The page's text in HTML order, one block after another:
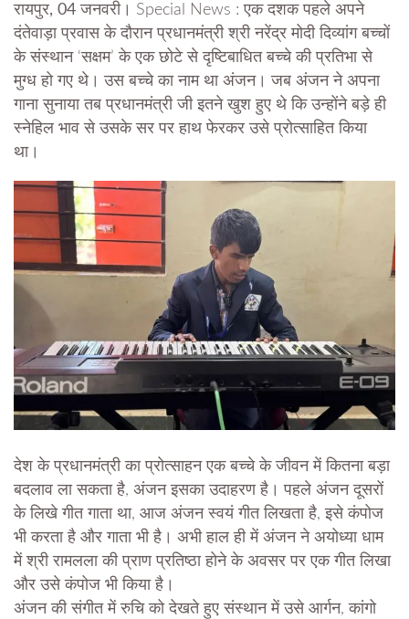
रायपुर, 04 जनवरी। Special News : एक दशक पहले अपने
दंतेवाड़ा प्रवास के दौरान प्रधानमंत्री श्री नरेंद्र मोदी दिव्यांग बच्चों
के संस्थान ‘सक्षम’ के एक छोटे से दृष्टिबाधित बच्चे की प्रतिभा से
मुग्ध हो गए थे। उस बच्चे का नाम था अंजन। जब अंजन ने अपना
गाना सुनाया तब प्रधानमंत्री जी इतने खुश हुए थे कि उन्होंने बड़े ही
स्नेहिल भाव से उसके सर पर हाथ फेरकर उसे प्रोत्साहित किया
था।
देश के प्रधानमंत्री का प्रोत्साहन एक बच्चे के जीवन में कितना बड़ा
बदलाव ला सकता है, अंजन इसका उदाहरण है। पहले अंजन दूसरों
के लिखे गीत गाता था, आज अंजन स्वयं गीत लिखता है, इसे कंपोज
भी करता है और गाता भी है। अभी हाल ही में अंजन ने अयोध्या धाम
में श्री रामलला की प्राण प्रतिष्ठा होने के अवसर पर एक गीत लिखा
और उसे कंपोज भी किया है।
अंजन की संगीत में रुचि को देखते हुए संस्थान में उसे आर्गन, कांगो